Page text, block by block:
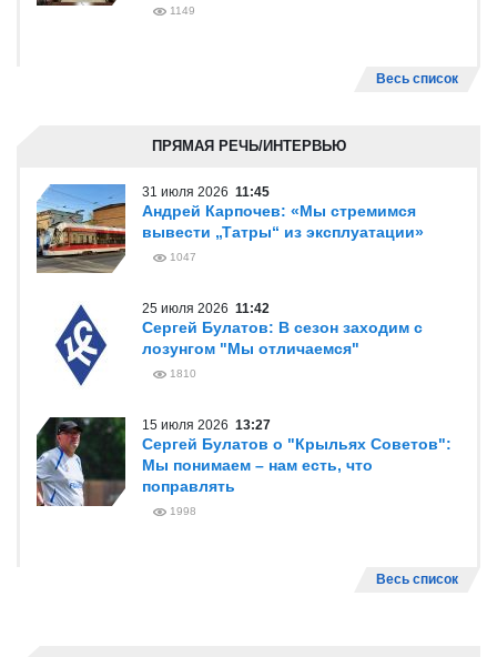
1149
Весь список
ПРЯМАЯ РЕЧЬ/ИНТЕРВЬЮ
31 июля 2026 11:45
Андрей Карпочев: «Мы стремимся
вывести „Татры“ из эксплуатации»
1047
25 июля 2026 11:42
Сергей Булатов: В сезон заходим с
лозунгом "Мы отличаемся"
1810
15 июля 2026 13:27
Сергей Булатов о "Крыльях Советов":
Мы понимаем – нам есть, что
поправлять
1998
Весь список